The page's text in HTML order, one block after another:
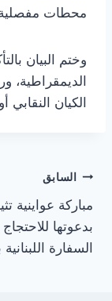
محطات
وختم البيان
الديمقراطية،
الكيان
تصفّح
المقالات
السابق
مباركة عواينية
بدعوتها
السفارة